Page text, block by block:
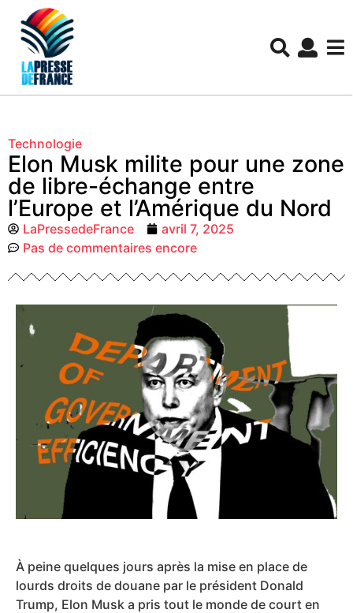
Technologie
Elon Musk milite pour une zone
de libre-échange entre
l’Europe et l’Amérique du Nord
LaPressedeFrance
avril 7, 2025
Pas de commentaires encore
À peine quelques jours après la mise en place de
lourds droits de douane par le président Donald
Trump, Elon Musk a pris tout le monde de court en